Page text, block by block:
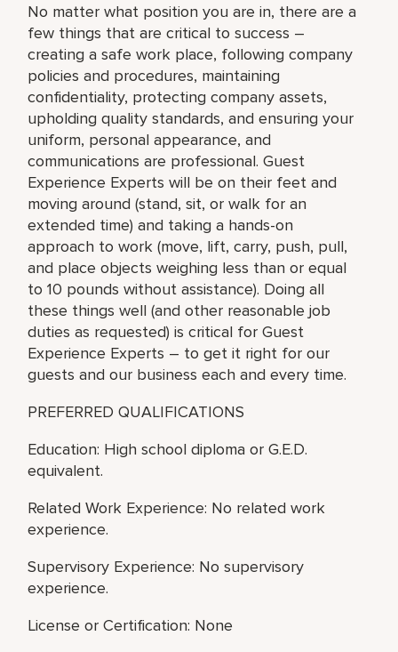
No matter what position you are in, there are a
few things that are critical to success –
creating a safe work place, following company
policies and procedures, maintaining
confidentiality, protecting company assets,
upholding quality standards, and ensuring your
uniform, personal appearance, and
communications are professional. Guest
Experience Experts will be on their feet and
moving around (stand, sit, or walk for an
extended time) and taking a hands-on
approach to work (move, lift, carry, push, pull,
and place objects weighing less than or equal
to 10 pounds without assistance). Doing all
these things well (and other reasonable job
duties as requested) is critical for Guest
Experience Experts – to get it right for our
guests and our business each and every time.
PREFERRED QUALIFICATIONS
Education: High school diploma or G.E.D.
equivalent.
Related Work Experience: No related work
experience.
Supervisory Experience: No supervisory
experience.
License or Certification: None